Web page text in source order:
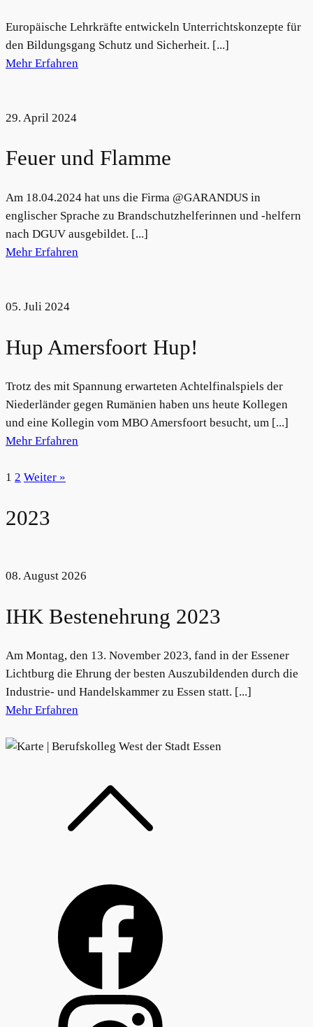
Europäische Lehrkräfte entwickeln Unterrichtskonzepte für
den Bildungsgang Schutz und Sicherheit. [...]
Mehr Erfahren
29. April 2024
Feuer und Flamme
Am 18.04.2024 hat uns die Firma @GARANDUS in
englischer Sprache zu Brandschutzhelferinnen und -helfern
nach DGUV ausgebildet. [...]
Mehr Erfahren
05. Juli 2024
Hup Amersfoort Hup!
Trotz des mit Spannung erwarteten Achtelfinalspiels der
Niederländer gegen Rumänien haben uns heute Kollegen
und eine Kollegin vom MBO Amersfoort besucht, um [...]
Mehr Erfahren
1 2 Weiter »
2023
08. August 2026
IHK Bestenehrung 2023
Am Montag, den 13. November 2023, fand in der Essener
Lichtburg die Ehrung der besten Auszubildenden durch die
Industrie- und Handelskammer zu Essen statt. [...]
Mehr Erfahren